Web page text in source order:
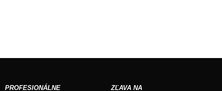
PROFESIONÁLNE
ZĽAVA NA